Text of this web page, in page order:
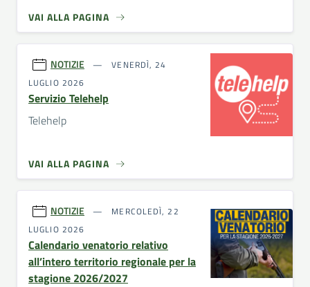
VAI ALLA PAGINA
NOTIZIE
VENERDÌ, 24
LUGLIO 2026
Servizio Telehelp
Telehelp
VAI ALLA PAGINA
NOTIZIE
MERCOLEDÌ, 22
LUGLIO 2026
Calendario venatorio relativo
all’intero territorio regionale per la
stagione 2026/2027